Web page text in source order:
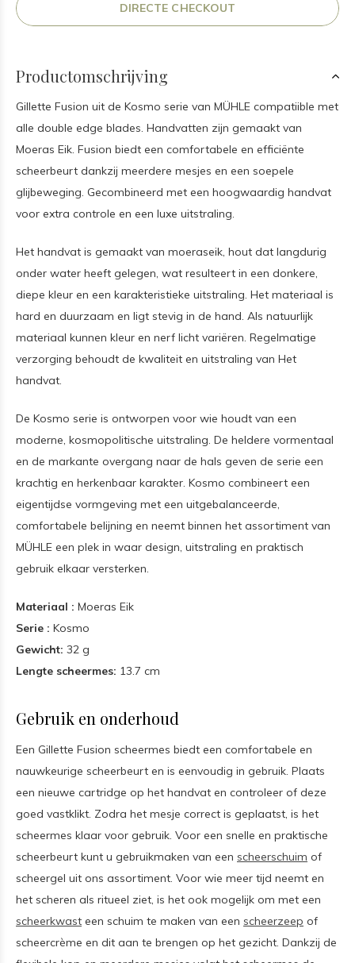
DIRECTE CHECKOUT
Productomschrijving
Gillette Fusion uit de Kosmo serie van MÜHLE compatiible met
alle double edge blades. Handvatten zijn gemaakt van
Moeras Eik. Fusion biedt een comfortabele en efficiënte
scheerbeurt dankzij meerdere mesjes en een soepele
glijbeweging. Gecombineerd met een hoogwaardig handvat
voor extra controle en een luxe uitstraling.
Het handvat is gemaakt van moeraseik, hout dat langdurig
onder water heeft gelegen, wat resulteert in een donkere,
diepe kleur en een karakteristieke uitstraling. Het materiaal is
hard en duurzaam en ligt stevig in de hand. Als natuurlijk
materiaal kunnen kleur en nerf licht variëren. Regelmatige
verzorging behoudt de kwaliteit en uitstraling van Het
handvat.
De Kosmo serie is ontworpen voor wie houdt van een
moderne, kosmopolitische uitstraling. De heldere vormentaal
en de markante overgang naar de hals geven de serie een
krachtig en herkenbaar karakter. Kosmo combineert een
eigentijdse vormgeving met een uitgebalanceerde,
comfortabele belijning en neemt binnen het assortiment van
MÜHLE een plek in waar design, uitstraling en praktisch
gebruik elkaar versterken.
Materiaal : Moeras Eik
Serie : Kosmo
Gewicht: 32 g
Lengte scheermes: 13.7 cm
Gebruik en onderhoud
Een Gillette Fusion scheermes biedt een comfortabele en
nauwkeurige scheerbeurt en is eenvoudig in gebruik. Plaats
een nieuwe cartridge op het handvat en controleer of deze
goed vastklikt. Zodra het mesje correct is geplaatst, is het
scheermes klaar voor gebruik. Voor een snelle en praktische
scheerbeurt kunt u gebruikmaken van een scheerschuim of
scheergel uit ons assortiment. Voor wie meer tijd neemt en
het scheren als ritueel ziet, is het ook mogelijk om met een
scheerkwast een schuim te maken van een scheerzeep of
scheercrème en dit aan te brengen op het gezicht. Dankzij de